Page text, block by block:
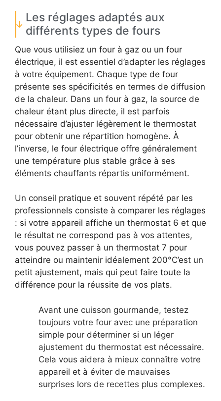
Les réglages adaptés aux
différents types de fours
Que vous utilisiez un four à gaz ou un four
électrique, il est essentiel d’adapter les réglages
à votre équipement. Chaque type de four
présente ses spécificités en termes de diffusion
de la chaleur. Dans un four à gaz, la source de
chaleur étant plus directe, il est parfois
nécessaire d’ajuster légèrement le thermostat
pour obtenir une répartition homogène. À
l’inverse, le four électrique offre généralement
une température plus stable grâce à ses
éléments chauffants répartis uniformément.
Un conseil pratique et souvent répété par les
professionnels consiste à comparer les réglages
: si votre appareil affiche un thermostat 6 et que
le résultat ne correspond pas à vos attentes,
vous pouvez passer à un thermostat 7 pour
atteindre ou maintenir idéalement 200°C’est un
petit ajustement, mais qui peut faire toute la
différence pour la réussite de vos plats.
Avant une cuisson gourmande, testez
toujours votre four avec une préparation
simple pour déterminer si un léger
ajustement du thermostat est nécessaire.
Cela vous aidera à mieux connaître votre
appareil et à éviter de mauvaises
surprises lors de recettes plus complexes.